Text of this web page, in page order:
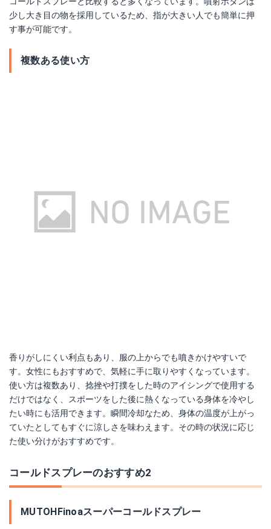
少し大き目の物を採用しているため、指が大きい人でも簡単に押
す事が可能です。
複数ある使い方
香りがしにくい利点もあり、服の上からでも噴きかけやすいで
す。女性にもおすすめで、気軽に手に取りやすくなっています。
使い方は複数あり、捻挫や打撲をした時のアイシングで使用する
だけではなく、スポーツをした後に熱くなっている身体を冷やし
たい時にも活用できます。瞬間冷却なため、身体の温度が上がっ
ていたとしてもすぐに涼しさを味わえます。その時の状況に応じ
た使い分けがおすすめです。
コールドスプレーのおすすめ2
MUTOHFinoaスーパーコールドスプレー